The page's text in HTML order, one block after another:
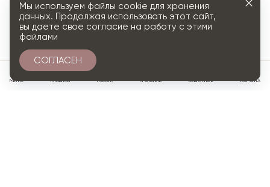
МЕНЮ ГЛАВНАЯ ПОИСК ПРОФИЛЬ ИЗБРАННОЕ КОРЗИНА
Мы используем файлы cookie для хранения
данных. Продолжая использовать этот сайт,
вы даете свое согласие на работу с этими
файлами
СОГЛАСЕН